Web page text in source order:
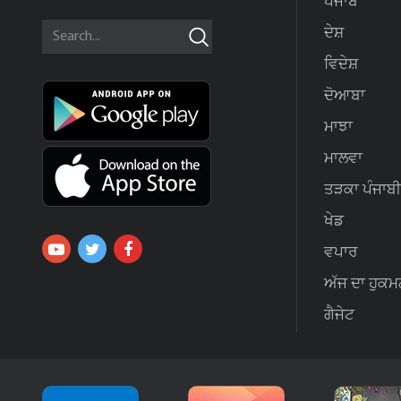
ਦੇਸ਼
ਵਿਦੇਸ਼
ਦੋਆਬਾ
ਮਾਝਾ
ਮਾਲਵਾ
ਤੜਕਾ ਪੰਜਾਬੀ
ਖੇਡ
ਵਪਾਰ
ਅੱਜ ਦਾ
ਗੈਜੇਟ